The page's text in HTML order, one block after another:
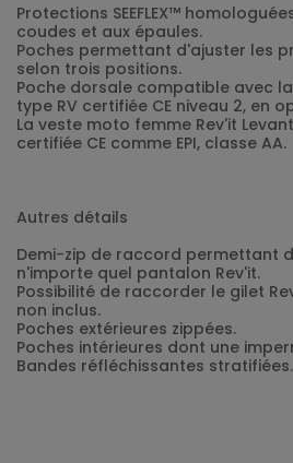
Protections SEEFLEX™
coudes et aux épaules.
Poches permettant d'ajuster les
selon trois positions.
Poche dorsale compatible avec la
type RV certifiée CE niveau 2, en
La veste moto femme Rev'it
certifiée CE comme EPI, classe AA.
Autres détails
Demi-zip de raccord permettant
n'importe quel pantalon Rev'it.
Possibilité de raccorder le gilet
non inclus.
Poches extérieures zippées.
Poches intérieures dont une
Bandes réfléchissantes stratifiées.